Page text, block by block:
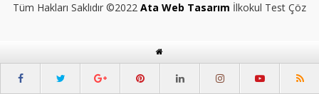
Tüm Hakları Saklıdır ©2022 Ata Web Tasarım İlkokul Test Çöz